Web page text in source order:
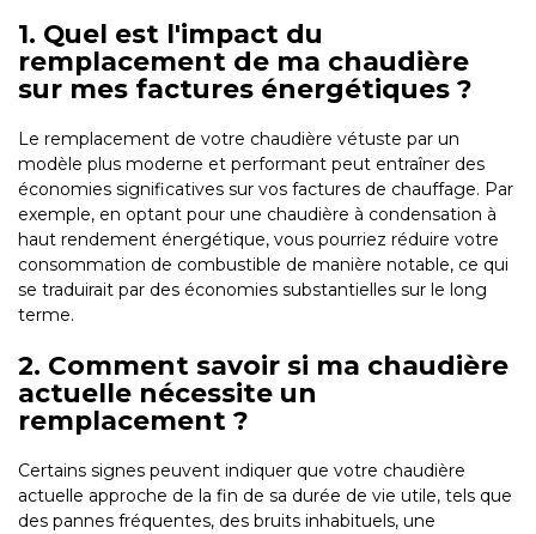
1. Quel est l'impact du
remplacement de ma chaudière
sur mes factures énergétiques ?
Le remplacement de votre chaudière vétuste par un
modèle plus moderne et performant peut entraîner des
économies significatives sur vos factures de chauffage. Par
exemple, en optant pour une chaudière à condensation à
haut rendement énergétique, vous pourriez réduire votre
consommation de combustible de manière notable, ce qui
se traduirait par des économies substantielles sur le long
terme.
2. Comment savoir si ma chaudière
actuelle nécessite un
remplacement ?
Certains signes peuvent indiquer que votre chaudière
actuelle approche de la fin de sa durée de vie utile, tels que
des pannes fréquentes, des bruits inhabituels, une